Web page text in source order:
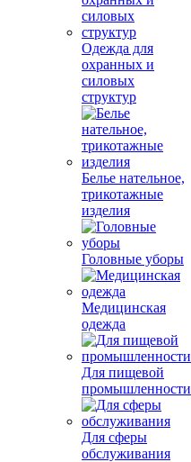
Одежда для
охранных и
силовых
структур
Белье нательное,
трикотажные
изделия
Головные уборы
Медицинская
одежда
Для пищевой
промышленности
Для сферы
обслуживания